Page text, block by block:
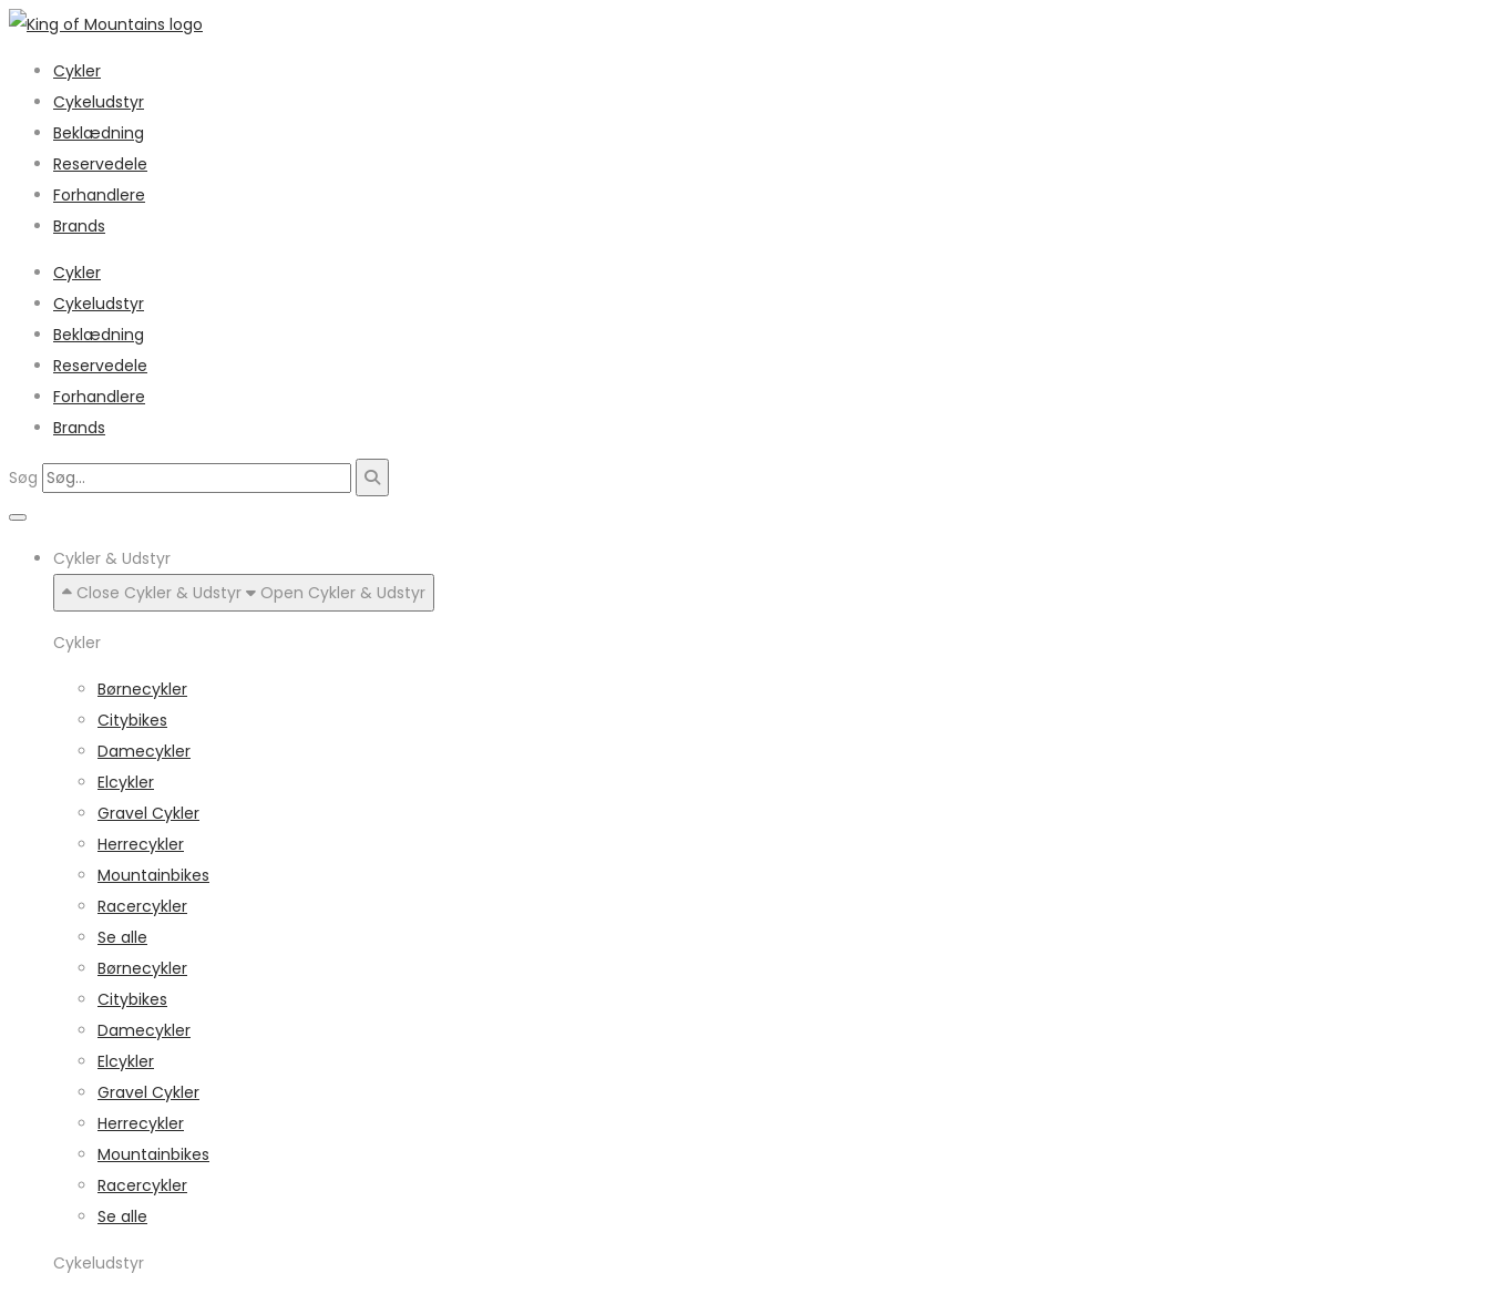
Cykler
Cykeludstyr
Beklædning
Reservedele
Forhandlere
Brands
Cykler
Cykeludstyr
Beklædning
Reservedele
Forhandlere
Brands
Søg
Cykler & Udstyr
Close Cykler & Udstyr
Open Cykler & Udstyr
Cykler
Børnecykler
Citybikes
Damecykler
Elcykler
Gravel Cykler
Herrecykler
Mountainbikes
Racercykler
Se alle
Børnecykler
Citybikes
Damecykler
Elcykler
Gravel Cykler
Herrecykler
Mountainbikes
Racercykler
Se alle
Cykeludstyr